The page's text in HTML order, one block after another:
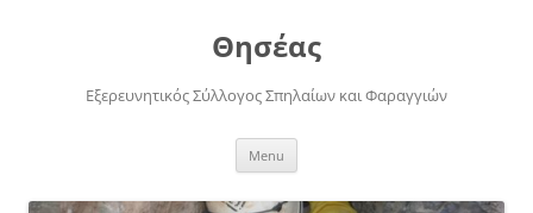
Θησέας
Εξερευνητικός Σύλλογος Σπηλαίων και Φαραγγιών
Menu